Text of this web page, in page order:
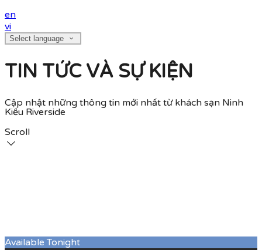
en
vi
Select language
TIN TỨC VÀ SỰ KIỆN
Cập nhật những thông tin mới nhất từ khách sạn Ninh
Kiều Riverside
Scroll
Available Tonight